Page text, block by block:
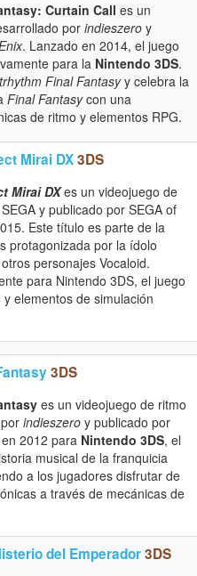
Curtain Call es un
por indieszero y
. Lanzado en 2014, el juego
para la Nintendo 3DS.
Final Fantasyy celebra la
Final Fantasycon una
de ritmo y elementos RPG.
Mirai DX3DS
Mirai DXes un videojuego de
y publicado por SEGA of
Este título es parte de la
protagonizada por la ídolo
personajes Vocaloid.
para Nintendo 3DS, el juego
elementos de simulación
3DS
es un videojuego de ritmo
indieszero y publicado por
2012 para Nintendo 3DS, el
musical de la franquicia
a los jugadores disfrutar de
a través de mecánicas de
del Emperador3DS